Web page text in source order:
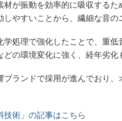
材が振動を効率的に吸収する
しやすいことから、繊細な音の
処理で強化したことで、重低
どの環境変化に強く、経年劣化
ランドで採用が進んでおり、
術」の記事はこちら